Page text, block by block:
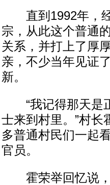
直到1992年，经
宗，从此这个普通
关系，并打上了厚
亲，不少当年见证
新。
“我记得那天是正
士来到村里。”村长
多普通村民们一起
官员。
霍荣举回忆说，